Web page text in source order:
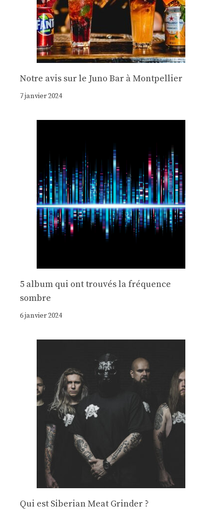
Notre avis sur le Juno Bar à Montpellier
7 janvier 2024
5 album qui ont trouvés la fréquence
sombre
6 janvier 2024
Qui est Siberian Meat Grinder ?